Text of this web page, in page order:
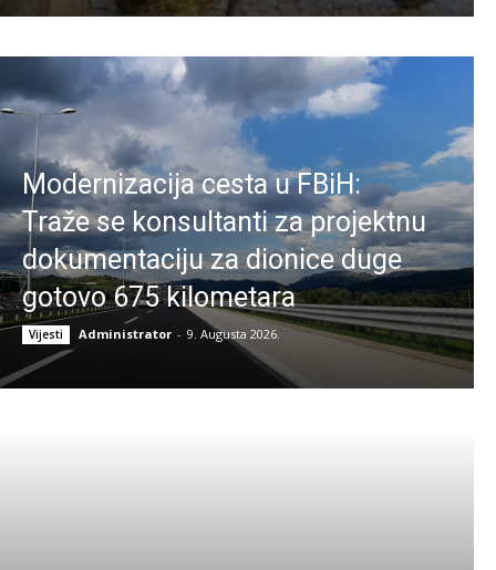
Modernizacija cesta u FBiH:
Traže se konsultanti za projektnu
dokumentaciju za dionice duge
gotovo 675 kilometara
Vijesti Administrator - 9. Augusta 2026.